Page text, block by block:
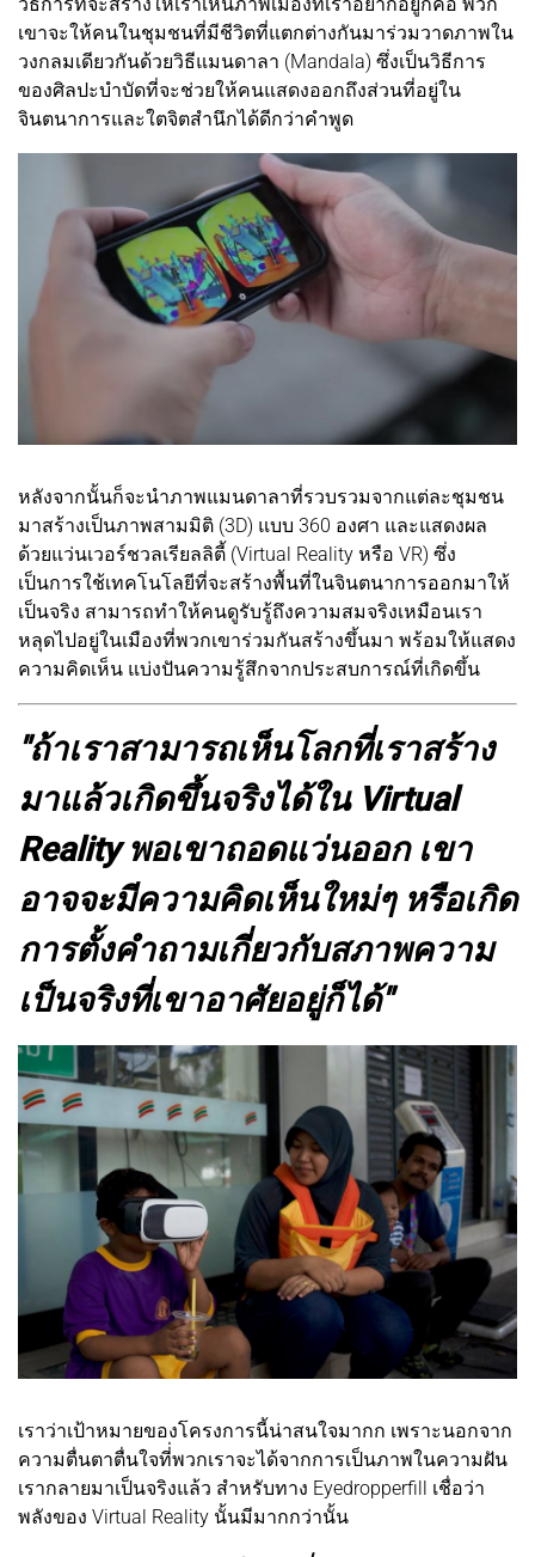
เขาจะให้คนในชุมชนที่มีชีวิตที่แตกต่างกันมาร่วมวาดภาพใน
วงกลมเดียวกันด้วยวิธีแมนดาลา (Mandala) ซึ่งเป็นวิธีการ
ของศิลปะบำบัดที่จะช่วยให้คนแสดงออกถึงส่วนที่อยู่ใน
จินตนาการและใตจิตสำนึกได้ดีกว่าคำพูด
หลังจากนั้นก็จะนำภาพแมนดาลาที่รวบรวมจากแต่ละชุมชน
มาสร้างเป็นภาพสามมิติ (3D) แบบ 360 องศา และแสดงผล
ด้วยแว่นเวอร์ชวลเรียลลิตี้ (Virtual Reality หรือ VR) ซึ่ง
เป็นการใช้เทคโนโลยีที่จะสร้างพื้นที่ในจินตนาการออกมาให้
เป็นจริง สามารถทำให้คนดูรับรู้ถึงความสมจริงเหมือนเรา
หลุดไปอยู่ในเมืองที่พวกเขาร่วมกันสร้างขึ้นมา พร้อมให้แสดง
ความคิดเห็น แบ่งปันความรู้สึกจากประสบการณ์ที่เกิดขึ้น
"ถ้าเราสามารถเห็นโลกที่เราสร้าง
มาแล้วเกิดขึ้นจริงได้ใน Virtual
Reality พอเขาถอดแว่นออก เขา
อาจจะมีความคิดเห็นใหม่ๆ หรือเกิด
การตั้งคำถามเกี่ยวกับสภาพความ
เป็นจริงที่เขาอาศัยอยู่ก็ได้"
เราว่าเป้าหมายของโครงการนี้น่าสนใจมากก เพราะนอกจาก
ความตื่นตาตื่นใจที่่พวกเราจะได้จากการเป็นภาพในความฝัน
เรากลายมาเป็นจริงแล้ว สำหรับทาง Eyedropperfill เชื่อว่า
พลังของ Virtual Reality นั้นมีมากกว่านั้น